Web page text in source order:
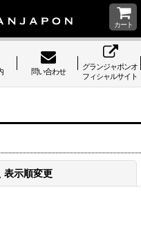
カート
問い合わせ
グランジャポンオ
フィシャルサイト
表示順変更